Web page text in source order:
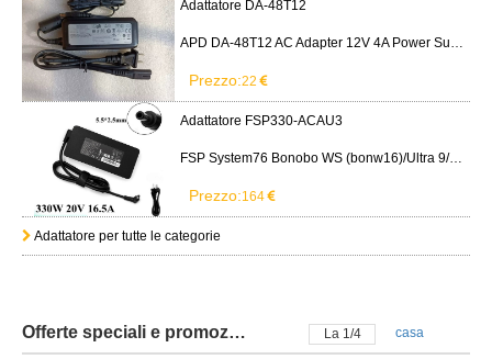
Adattatore DA-48T12
APD DA-48T12 AC Adapter 12V 4A Power Supply Cord
Prezzo:22
Adattatore FSP330-ACAU3
FSP System76 Bonobo WS (bonw16)/Ultra 9/RTX5090
Prezzo:164
Adattatore per tutte le categorie
Offerte speciali e promozioni La 2/4 casa